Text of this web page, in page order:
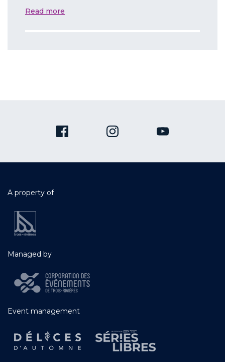
Read more
A property of
Managed by
Event management